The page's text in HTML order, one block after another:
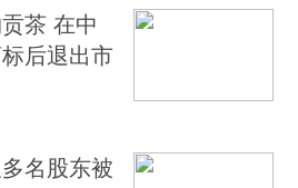
茶 在中
后退出市
名股东被